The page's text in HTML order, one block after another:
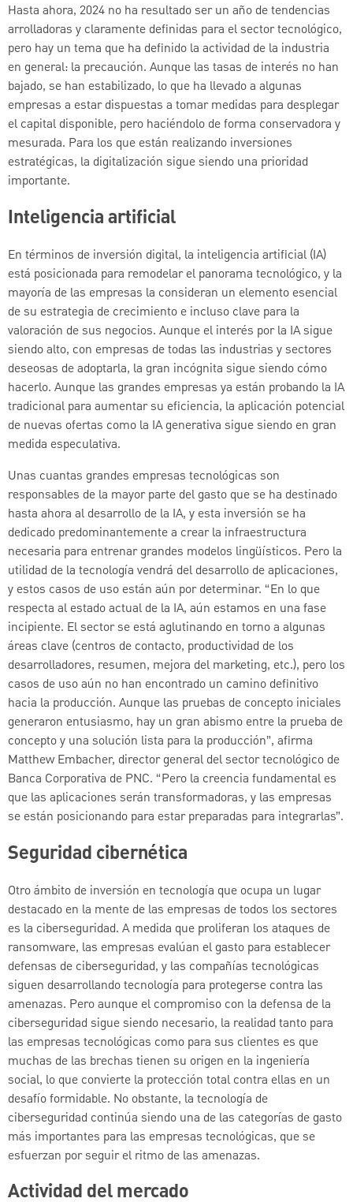
Hasta ahora, 2024 no ha resultado ser un año de tendencias
arrolladoras y claramente definidas para el sector tecnológico,
pero hay un tema que ha definido la actividad de la industria
en general: la precaución. Aunque las tasas de interés no han
bajado, se han estabilizado, lo que ha llevado a algunas
empresas a estar dispuestas a tomar medidas para desplegar
el capital disponible, pero haciéndolo de forma conservadora y
mesurada. Para los que están realizando inversiones
estratégicas, la digitalización sigue siendo una prioridad
importante.
Inteligencia artificial
En términos de inversión digital, la inteligencia artificial (IA)
está posicionada para remodelar el panorama tecnológico, y la
mayoría de las empresas la consideran un elemento esencial
de su estrategia de crecimiento e incluso clave para la
valoración de sus negocios. Aunque el interés por la IA sigue
siendo alto, con empresas de todas las industrias y sectores
deseosas de adoptarla, la gran incógnita sigue siendo cómo
hacerlo. Aunque las grandes empresas ya están probando la IA
tradicional para aumentar su eficiencia, la aplicación potencial
de nuevas ofertas como la IA generativa sigue siendo en gran
medida especulativa.
Unas cuantas grandes empresas tecnológicas son
responsables de la mayor parte del gasto que se ha destinado
hasta ahora al desarrollo de la IA, y esta inversión se ha
dedicado predominantemente a crear la infraestructura
necesaria para entrenar grandes modelos lingüísticos. Pero la
utilidad de la tecnología vendrá del desarrollo de aplicaciones,
y estos casos de uso están aún por determinar. “En lo que
respecta al estado actual de la IA, aún estamos en una fase
incipiente. El sector se está aglutinando en torno a algunas
áreas clave (centros de contacto, productividad de los
desarrolladores, resumen, mejora del marketing, etc.), pero los
casos de uso aún no han encontrado un camino definitivo
hacia la producción. Aunque las pruebas de concepto iniciales
generaron entusiasmo, hay un gran abismo entre la prueba de
concepto y una solución lista para la producción”, afirma
Matthew Embacher, director general del sector tecnológico de
Banca Corporativa de PNC. “Pero la creencia fundamental es
que las aplicaciones serán transformadoras, y las empresas
se están posicionando para estar preparadas para integrarlas”.
Seguridad cibernética
Otro ámbito de inversión en tecnología que ocupa un lugar
destacado en la mente de las empresas de todos los sectores
es la ciberseguridad. A medida que proliferan los ataques de
ransomware, las empresas evalúan el gasto para establecer
defensas de ciberseguridad, y las compañías tecnológicas
siguen desarrollando tecnología para protegerse contra las
amenazas. Pero aunque el compromiso con la defensa de la
ciberseguridad sigue siendo necesario, la realidad tanto para
las empresas tecnológicas como para sus clientes es que
muchas de las brechas tienen su origen en la ingeniería
social, lo que convierte la protección total contra ellas en un
desafío formidable. No obstante, la tecnología de
ciberseguridad continúa siendo una de las categorías de gasto
más importantes para las empresas tecnológicas, que se
esfuerzan por seguir el ritmo de las amenazas.
Actividad del mercado